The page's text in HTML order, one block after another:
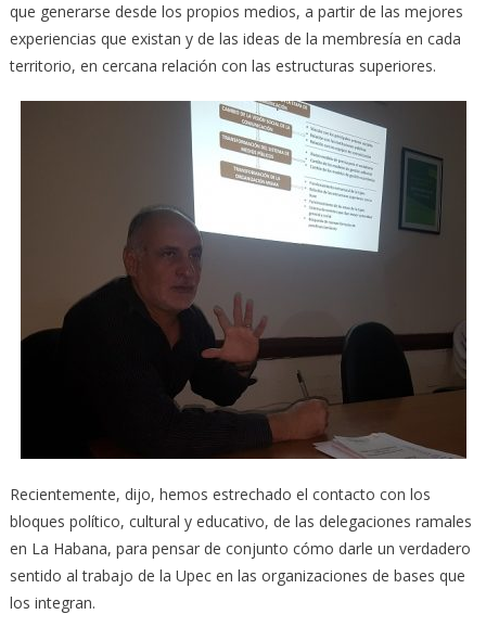
que generarse desde los propios medios, a partir de las mejores
experiencias que existan y de las ideas de la membresía en cada
territorio, en cercana relación con las estructuras superiores.
Recientemente, dijo, hemos estrechado el contacto con los
bloques político, cultural y educativo, de las delegaciones ramales
en La Habana, para pensar de conjunto cómo darle un verdadero
sentido al trabajo de la Upec en las organizaciones de bases que
los integran.